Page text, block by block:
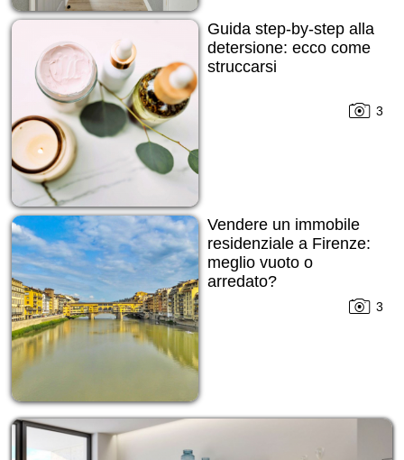
Guida step-by-step alla
detersione: ecco come
struccarsi
3
Vendere un immobile
residenziale a Firenze:
meglio vuoto o
arredato?
3